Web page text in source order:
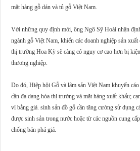
mặt hàng gỗ dán và tủ gỗ Việt Nam.
Với những quy định mới, ông Ngô Sỹ Hoài nhận
ngành gỗ Việt Nam, khiến các doanh nghiệp sản
thị trường Hoa Kỳ sẽ càng có nguy cơ cao hơn bị
thương nghiệp.
Do đó, Hiệp hội Gỗ và lâm sản Việt Nam khuyến
cần đa dạng hóa thị trường và mặt hàng xuất khẩu;
vì bằng giá. sinh sản đồ gỗ cần tăng cường sử dụng
được sinh sản trong nước hoặc từ các nguồn cung
chống bán phá giá.